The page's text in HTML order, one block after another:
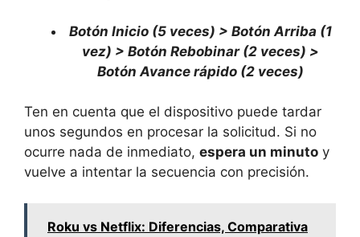
Botón Inicio (5 veces) > Botón Arriba (1
vez) > Botón Rebobinar (2 veces) >
Botón Avance rápido (2 veces)
Ten en cuenta que el dispositivo puede tardar
unos segundos en procesar la solicitud. Si no
ocurre nada de inmediato, espera un minuto y
vuelve a intentar la secuencia con precisión.
Roku vs Netflix: Diferencias, Comparativa